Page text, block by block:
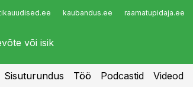
kaubandus.ee raamatupidaja.ee
Infopank
Sisuturundus Töö Podcastid Videod